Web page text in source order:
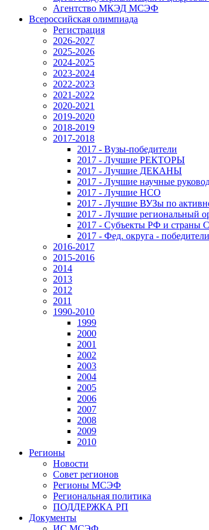
Агентство МКЭД МСЭФ
Всероссийская олимпиада
Регистрация
2026-2027
2025-2026
2024-2025
2023-2024
2022-2023
2021-2022
2020-2021
2019-2020
2018-2019
2017-2018
2017 - Вузы-победители
2017 - Лучшие РЕКТОРЫ
2017 - Лучшие ДЕКАНЫ
2017 - Лучшие научные
2017 - Лучшие НСО
2017 - Лучшие ВУЗы по
2017 - Лучшие региональный
2017 - Субъекты РФ и страны
2017 - Фед. округа -
2016-2017
2015-2016
2014
2013
2012
2011
1990-2010
1999
2000
2001
2002
2003
2004
2005
2006
2007
2008
2009
2010
Регионы
Новости
Совет регионов
Регионы МСЭФ
Региональная политика
ПОДДЕРЖКА РП
Документы